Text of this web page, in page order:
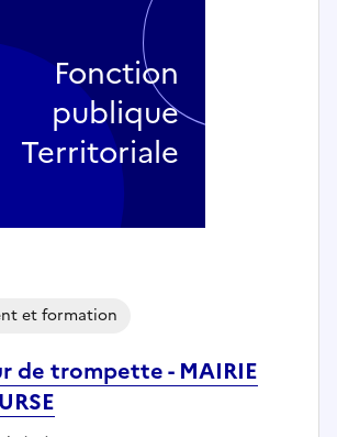
de trompette - MAIRIE
et formation
Fonction
publique
Territoriale